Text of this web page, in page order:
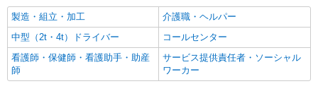
時給1,193円〜1,257円 ※経験・能力・資格等
による 社会福祉士・介護福祉士 時給1,257円 その
他資格 時給1,193円 ※一律処遇改善加算含む 〇時
間外勤務手当 〇土日祝勤務手当 〇夜勤手当 〇深
夜勤務手当 〇年末年始勤務手当 〇早朝7:00〜
8:00/夜間18:00〜20:00は時給25％UP
エイジフリーハウス岡崎六名 愛知県岡崎市六
名東町7番1
キープ 詳細を見る
製造・組立・加工
介護職・ヘルパー
中型（2t・4t）ドライバー
コールセンター
看護師・保健師・看護助手・助産
師
サービス提供責任者・ソーシャル
ワーカー